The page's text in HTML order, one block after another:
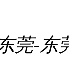
莞-东